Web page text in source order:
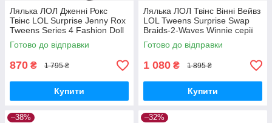
Лялька ЛОЛ Дженні Рокс
Твінс LOL Surprise Jenny Rox
Tweens Series 4 Fashion Doll
588719 MGA Оригінал
Готово до відправки
870 ₴ 1 795 ₴
Купити
Лялька ЛОЛ Твінс Вінні Вейвз
LOL Tweens Surprise Swap
Braids-2-Waves Winnie серії
Підлітки 591733 MGA
Оригінал
Готово до відправки
1 080 ₴ 1 895 ₴
Купити
–38% –32%